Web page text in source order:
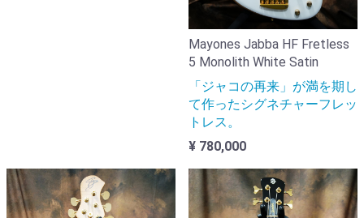
Mayones Jabba HF Fretless
5 Monolith White Satin
「ジャコの再来」が満を期し
て作ったシグネチャーフレッ
トレス。
¥ 780,000